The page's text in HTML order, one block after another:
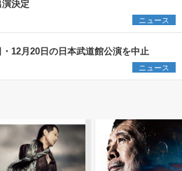
決定
ニュース
12月20日の日本武道館公演を中止
ニュース